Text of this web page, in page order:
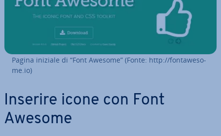
Pagina iniziale di “Font Awesome” (Fonte: http://fon­ta­we­so­
me.io)
Inserire icone con Font
Awesome